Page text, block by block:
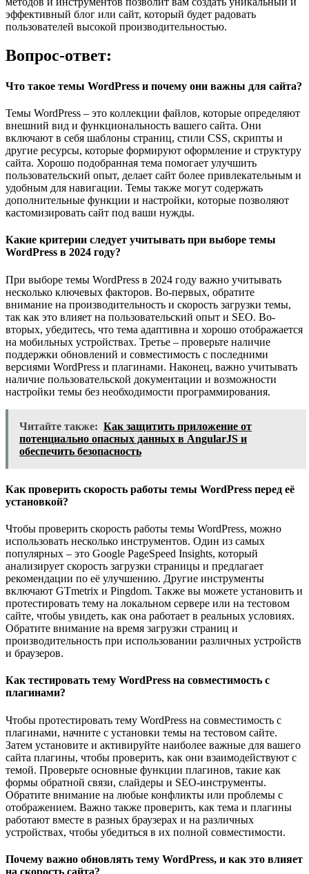
эффективный блог или сайт, который будет радовать
пользователей высокой производительностью.
Вопрос-ответ:
Что такое темы WordPress и почему они важны для сайта?
Темы WordPress – это коллекции файлов, которые определяют
внешний вид и функциональность вашего сайта. Они
включают в себя шаблоны страниц, стили CSS, скрипты и
другие ресурсы, которые формируют оформление и структуру
сайта. Хорошо подобранная тема помогает улучшить
пользовательский опыт, делает сайт более привлекательным и
удобным для навигации. Темы также могут содержать
дополнительные функции и настройки, которые позволяют
кастомизировать сайт под ваши нужды.
Какие критерии следует учитывать при выборе темы
WordPress в 2024 году?
При выборе темы WordPress в 2024 году важно учитывать
несколько ключевых факторов. Во-первых, обратите
внимание на производительность и скорость загрузки темы,
так как это влияет на пользовательский опыт и SEO. Во-
вторых, убедитесь, что тема адаптивна и хорошо отображается
на мобильных устройствах. Третье – проверьте наличие
поддержки обновлений и совместимость с последними
версиями WordPress и плагинами. Наконец, важно учитывать
наличие пользовательской документации и возможности
настройки темы без необходимости программирования.
Читайте также: Как защитить приложение от
потенциально опасных данных в AngularJS и
обеспечить безопасность
Как проверить скорость работы темы WordPress перед её
установкой?
Чтобы проверить скорость работы темы WordPress, можно
использовать несколько инструментов. Один из самых
популярных – это Google PageSpeed Insights, который
анализирует скорость загрузки страницы и предлагает
рекомендации по её улучшению. Другие инструменты
включают GTmetrix и Pingdom. Также вы можете установить и
протестировать тему на локальном сервере или на тестовом
сайте, чтобы увидеть, как она работает в реальных условиях.
Обратите внимание на время загрузки страниц и
производительность при использовании различных устройств
и браузеров.
Как тестировать тему WordPress на совместимость с
плагинами?
Чтобы протестировать тему WordPress на совместимость с
плагинами, начните с установки темы на тестовом сайте.
Затем установите и активируйте наиболее важные для вашего
сайта плагины, чтобы проверить, как они взаимодействуют с
темой. Проверьте основные функции плагинов, такие как
формы обратной связи, слайдеры и SEO-инструменты.
Обратите внимание на любые конфликты или проблемы с
отображением. Важно также проверить, как тема и плагины
работают вместе в разных браузерах и на различных
устройствах, чтобы убедиться в их полной совместимости.
Почему важно обновлять тему WordPress, и как это влияет
на скорость сайта?